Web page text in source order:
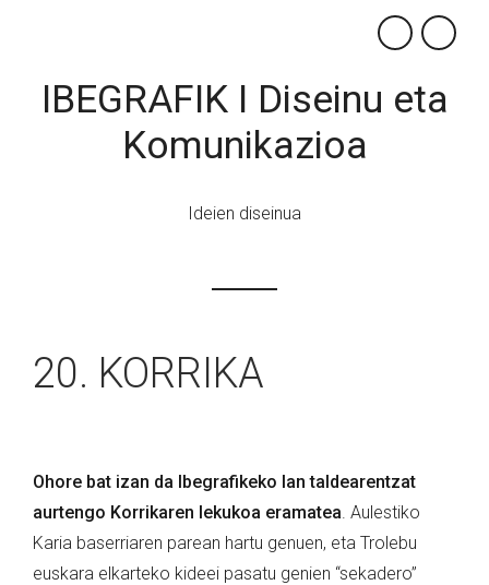
×
IBEGRAFIK I Diseinu eta
Komunikazioa
Ideien diseinua
20. KORRIKA
Ohore bat izan da Ibegrafikeko lan taldearentzat
aurtengo Korrikaren lekukoa eramatea. Aulestiko
Karia baserriaren parean hartu genuen, eta Trolebu
euskara elkarteko kideei pasatu genien “sekadero”